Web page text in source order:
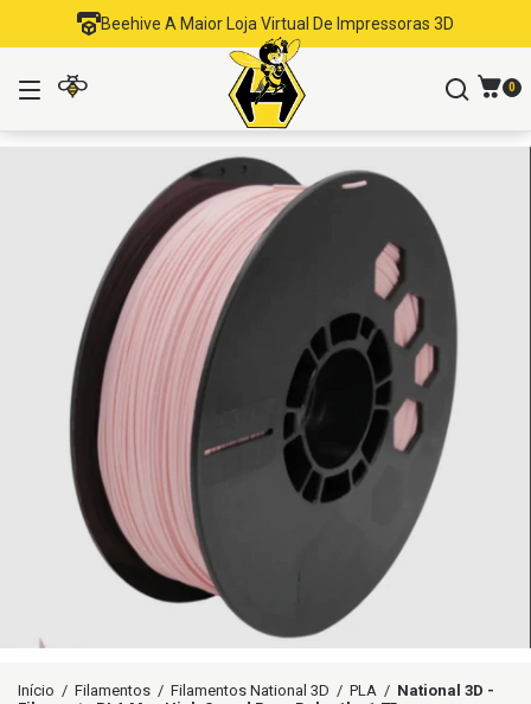
Beehive A Maior Loja Virtual De Impressoras 3D
0
Início / Filamentos / Filamentos National 3D / PLA / National 3D -